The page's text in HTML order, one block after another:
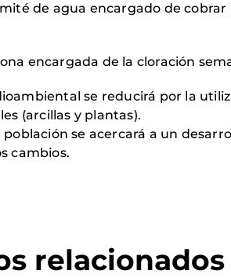
de agua encargado de
encargada de la cloración
se reducirá por la
(arcillas y plantas).
se acercará a un
cambios.
relacionados